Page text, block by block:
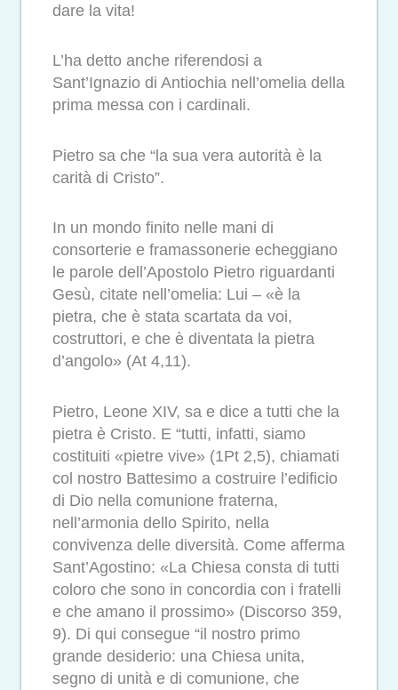
dare la vita!
L’ha detto anche riferendosi a
Sant’Ignazio di Antiochia nell’omelia della
prima messa con i cardinali.
Pietro sa che “la sua vera autorità è la
carità di Cristo”.
In un mondo finito nelle mani di
consorterie e framassonerie echeggiano
le parole dell’Apostolo Pietro riguardanti
Gesù, citate nell’omelia: Lui – «è la
pietra, che è stata scartata da voi,
costruttori, e che è diventata la pietra
d’angolo» (At 4,11).
Pietro, Leone XIV, sa e dice a tutti che la
pietra è Cristo. E “tutti, infatti, siamo
costituiti «pietre vive» (1Pt 2,5), chiamati
col nostro Battesimo a costruire l’edificio
di Dio nella comunione fraterna,
nell’armonia dello Spirito, nella
convivenza delle diversità. Come afferma
Sant’Agostino: «La Chiesa consta di tutti
coloro che sono in concordia con i fratelli
e che amano il prossimo» (Discorso 359,
9). Di qui consegue “il nostro primo
grande desiderio: una Chiesa unita,
segno di unità e di comunione, che